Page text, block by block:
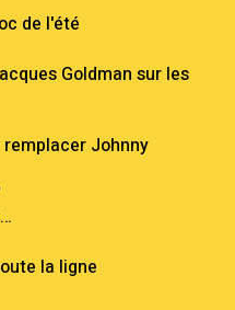
de l'été
Goldman sur les
Johnny
la ligne